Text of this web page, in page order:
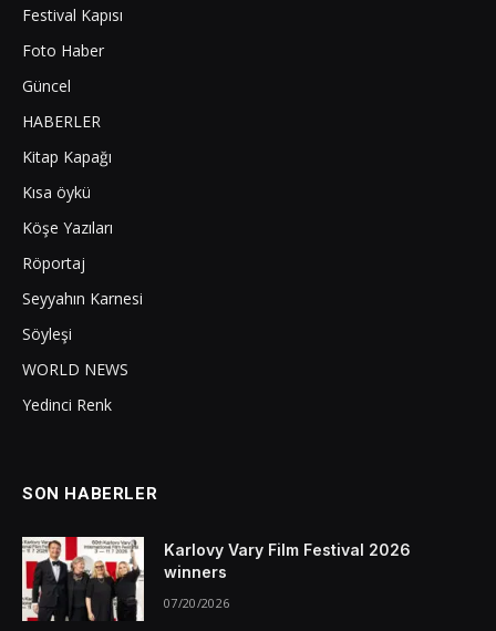
Festival Kapısı
Foto Haber
Güncel
HABERLER
Kitap Kapağı
Kısa öykü
Köşe Yazıları
Röportaj
Seyyahın Karnesi
Söyleşi
WORLD NEWS
Yedinci Renk
SON HABERLER
Karlovy Vary Film Festival 2026
winners
07/20/2026